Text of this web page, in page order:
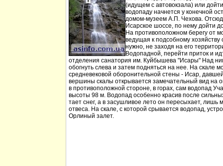
(идущем с автовокзала) или
водопаду начнется у конечной
домом-музеем А.П. Чехова.
Исарское шоссе, по нему дойти
На противоположном берегу от
ведущая к подсобному
нужно, не заходя на его
Водопадной, перейти приток и
отделения санатория им. Куйбышева "Исары" Над
обогнуть слева и затем подняться на нее. На скале
средневековой оборонительной стены - Исар,
вершины скалы открывается замечательный вид на
в противоположной стороне, в горах, сам водопад
высоты 98 м. Водопад особенно красив после
тает снег, а в засушливое лето он пересыхает, лишь
отвеса. На скале, с которой срывается водопад,
Орлиный залет.